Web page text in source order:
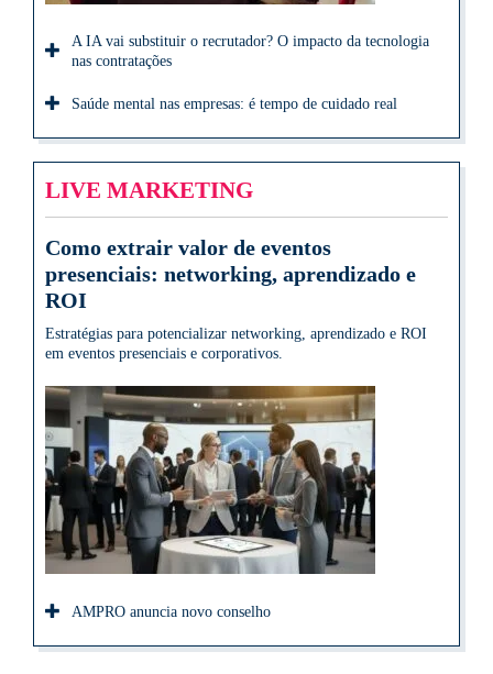
A IA vai substituir o recrutador? O impacto da tecnologia
nas contratações
Saúde mental nas empresas: é tempo de cuidado real
LIVE MARKETING
Como extrair valor de eventos
presenciais: networking, aprendizado e
ROI
Estratégias para potencializar networking, aprendizado e ROI
em eventos presenciais e corporativos.
AMPRO anuncia novo conselho